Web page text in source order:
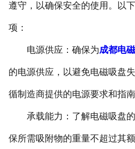
遵守，以确保安全的使用。以
项：
电源供应：确保为成都电
的电源供应，以避免电磁吸盘
循制造商提供的电源要求和指南
承载能力：了解电磁吸盘的
保所需吸附物的重量不超过其